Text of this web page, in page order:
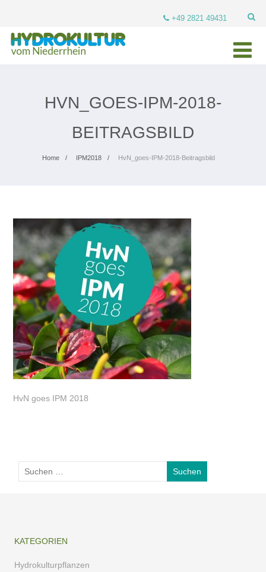
+49 2821 49431
HVN_GOES-IPM-2018-
BEITRAGSBILD
Home IPM2018 HvN_goes-IPM-2018-Beitragsbild
HvN goes IPM 2018
KATEGORIEN
Hydrokulturpflanzen